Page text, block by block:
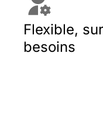
Flexible,
besoins